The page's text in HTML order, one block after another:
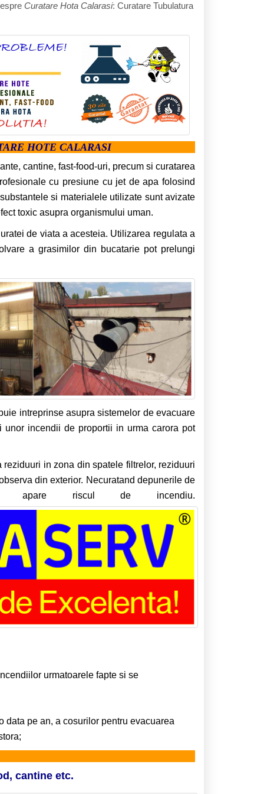
Curatare Hota Calarasi: Curatare Tubulatura
HOTE CALARASI
cantine, fast-food-uri, precum si curatarea
cu presiune cu jet de apa folosind
si materialele utilizate sunt avizate
toxic asupra organismului uman.
de viata a acesteia. Utilizarea regulata a
a grasimilor din bucatarie pot prelungi
intreprinse asupra sistemelor de evacuare
incendii de proportii in urma carora pot
in zona din spatele filtrelor, reziduuri
din exterior. Necuratand depunerile de
apare riscul de incendiu.
urmatoarele fapte si se
pe an, a cosurilor pentru evacuarea
cantine etc.